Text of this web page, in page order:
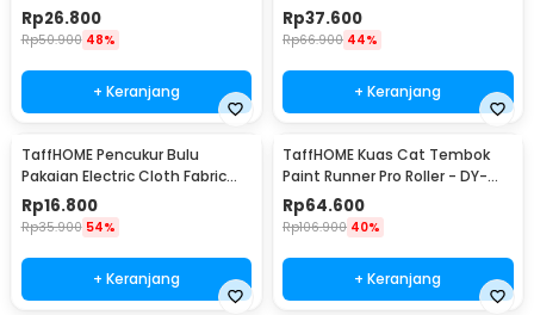
Rp26.800
Rp50.900 48%
+ Keranjang
Rp37.600
Rp66.900 44%
+ Keranjang
TaffHOME Pencukur Bulu
Pakaian Electric Cloth Fabric
Shaver - FL-188
Rp16.800
Rp35.900 54%
+ Keranjang
TaffHOME Kuas Cat Tembok
Paint Runner Pro Roller - DY-
526
Rp64.600
Rp106.900 40%
+ Keranjang